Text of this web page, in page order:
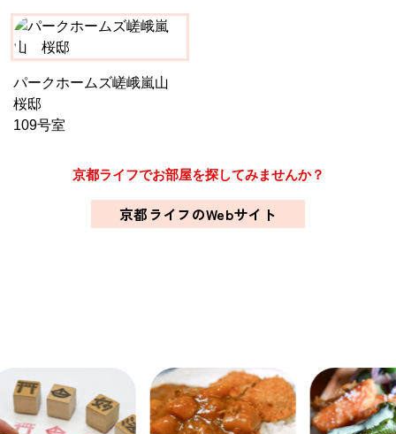
おすすめのイベント
パークホームズ嵯峨嵐山
桜邸
109号室
京都ライフでお部屋を探してみませんか？
京都ライフのWebサイト